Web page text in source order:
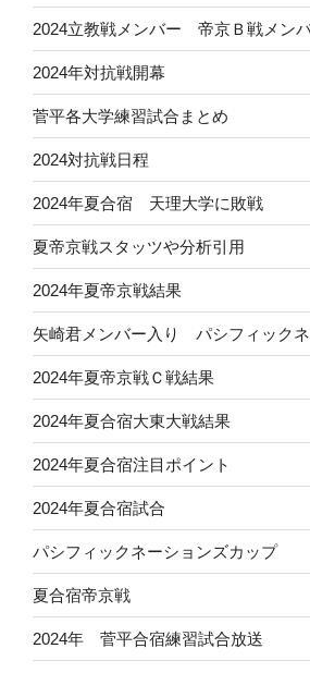
2024立教戦メンバー 帝京Ｂ戦メン
2024年対抗戦開幕
菅平各大学練習試合まとめ
2024対抗戦日程
2024年夏合宿 天理大学に敗戦
夏帝京戦スタッツや分析引用
2024年夏帝京戦結果
矢崎君メンバー入り パシフィック
2024年夏帝京戦Ｃ戦結果
2024年夏合宿大東大戦結果
2024年夏合宿注目ポイント
2024年夏合宿試合
パシフィックネーションズカップ
夏合宿帝京戦
2024年 菅平合宿練習試合放送